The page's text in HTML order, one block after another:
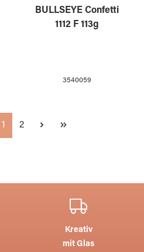
BULLSEYE Confetti
1112 F 113g
3540059
Seite
1 Seite
2
Kreativ
mit Glas